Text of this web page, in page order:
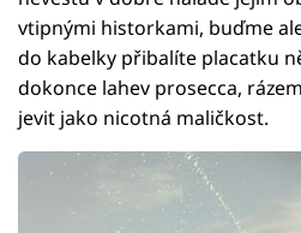
vtipnými historkami, buďme
do kabelky přibalíte placatku
dokonce lahev prosecca,
jevit jako nicotná maličkost.